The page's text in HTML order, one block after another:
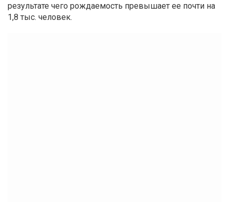
результате чего рождаемость превышает ее почти на
1,8 тыс. человек.